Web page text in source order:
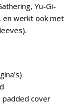
Yu-Gi-
en werkt ook met
cover